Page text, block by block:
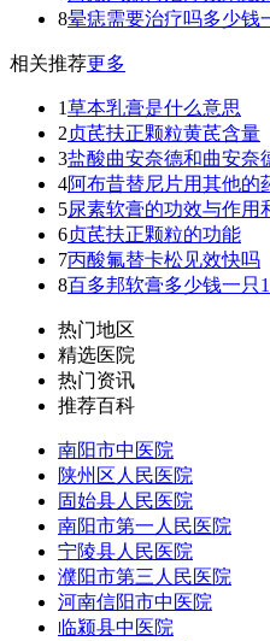
8晕痣需要治疗吗多少钱
相关推荐更多
1草本乳膏是什么意思
2贞芪扶正颗粒黄芪含量
3盐酸曲安奈德和曲安奈
4阿布昔替尼片用其他的
5尿素软膏的功效与作用
6贞芪扶正颗粒的功能
7丙酸氟替卡松见效快吗
8百多邦软膏多少钱一只
热门地区
精选医院
热门资讯
推荐百科
南阳市中医院
陕州区人民医院
固始县人民医院
南阳市第一人民医院
宁陵县人民医院
濮阳市第三人民医院
河南信阳市中医院
临颍县中医院